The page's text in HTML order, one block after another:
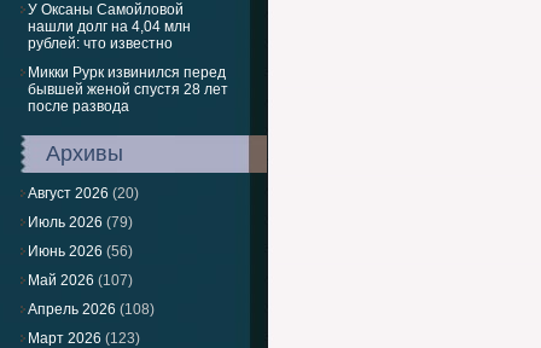
У Оксаны Самойловой
нашли долг на 4,04 млн
рублей: что известно
Микки Рурк извинился перед
бывшей женой спустя 28 лет
после развода
Архивы
Август 2026 (20)
Июль 2026 (79)
Июнь 2026 (56)
Май 2026 (107)
Апрель 2026 (108)
Март 2026 (123)